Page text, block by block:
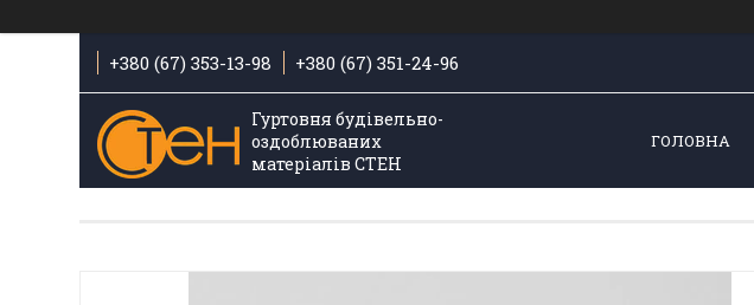
+380 (67) 353-13-98 +380 (67) 351-24-96
Гуртовня будівельно-
оздоблюваних
матеріалів СТЕН
ГОЛОВНА